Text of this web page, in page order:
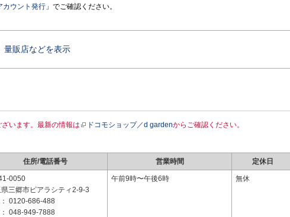
カウント発行 」でご確認ください。
量販店などを表示
います。最新の情報は ドコモショップ／d gardenからご確認ください。
住所/電話番号 営業時間 定休日
0050
三郷市ピアラシティ2-9-3
0120-686-488
048-949-7888
午前9時〜午後6時 無休